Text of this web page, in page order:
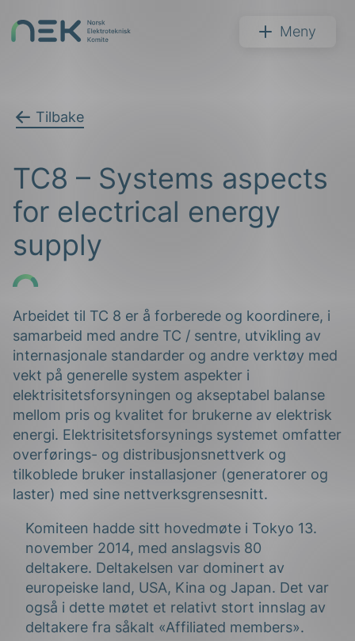
NEK Meny
Tilbake
TC8 – Systems aspects
for electrical energy
supply
Arbeidet til TC 8 er å forberede og koordinere, i
samarbeid med andre TC / sentre, utvikling av
internasjonale standarder og andre verktøy med
vekt på generelle system aspekter i
elektrisitetsforsyningen og akseptabel balanse
mellom pris og kvalitet for brukerne av elektrisk
energi. Elektrisitetsforsynings systemet omfatter
overførings- og distribusjonsnettverk og
tilkoblede bruker installasjoner (generatorer og
laster) med sine nettverksgrensesnitt.
Komiteen hadde sitt hovedmøte i Tokyo 13.
november 2014, med anslagsvis 80
deltakere. Deltakelsen var dominert av
europeiske land, USA, Kina og Japan. Det var
også i dette møtet et relativt stort innslag av
deltakere fra såkalt «Affiliated members».